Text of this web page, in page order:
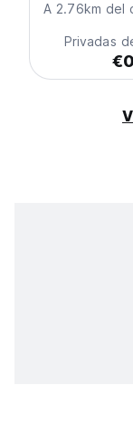
A 2.76km del
Privadas